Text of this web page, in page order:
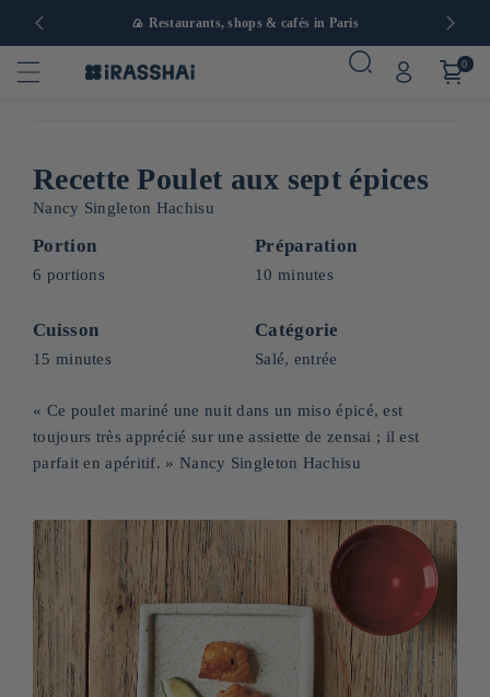
Europe 🍙 Restaurants, shops & cafés in Paris
0
Recette Poulet aux sept épices
Nancy Singleton Hachisu
Portion
6 portions
Préparation
10 minutes
Cuisson
15 minutes
Catégorie
Salé, entrée
« Ce poulet mariné une nuit dans un miso épicé, est
toujours très apprécié sur une assiette de zensai ; il est
parfait en apéritif. » Nancy Singleton Hachisu